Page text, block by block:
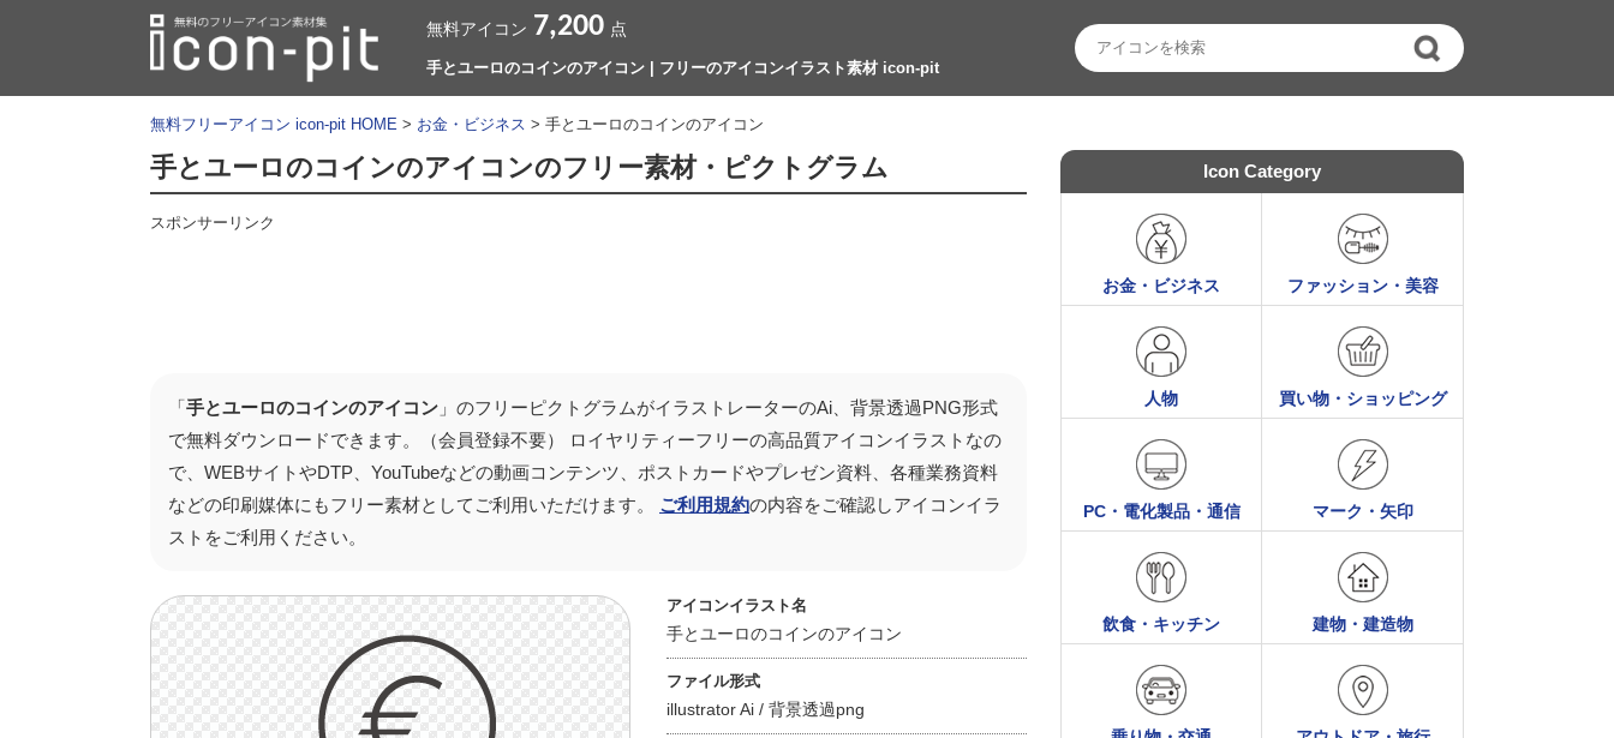
無料アイコン 7,200 点
手とユーロのコインのアイコン | フリーのアイコンイラスト素材 icon-pit
無料フリーアイコン icon-pit HOME > お金・ビジネス > 手とユーロのコインのアイコン
手とユーロのコインのアイコンのフリー素材・ピクトグラム
スポンサーリンク
「手とユーロのコインのアイコン 」のフリーピクトグラムがイラストレーターのAi、背景透過PNG形式
で無料ダウンロードできます。（会員登録不要） ロイヤリティーフリーの高品質アイコンイラストなの
で、WEBサイトやDTP、YouTubeなどの動画コンテンツ、ポストカードやプレゼン資料、各種業務資料
などの印刷媒体にもフリー素材としてご利用いただけます。 ご利用規約の内容をご確認しアイコンイラ
ストをご利用ください。
アイコンイラスト名
手とユーロのコインのアイコン
ファイル形式
illustrator Ai / 背景透過png
Icon Category
お金・ビジネス ファッション・美容
人物 買い物・ショッピング
PC・電化製品・通信 マーク・矢印
飲食・キッチン 建物・建造物